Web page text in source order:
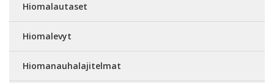
Hiomalautaset
Hiomalevyt
Hiomanauhalajitelmat